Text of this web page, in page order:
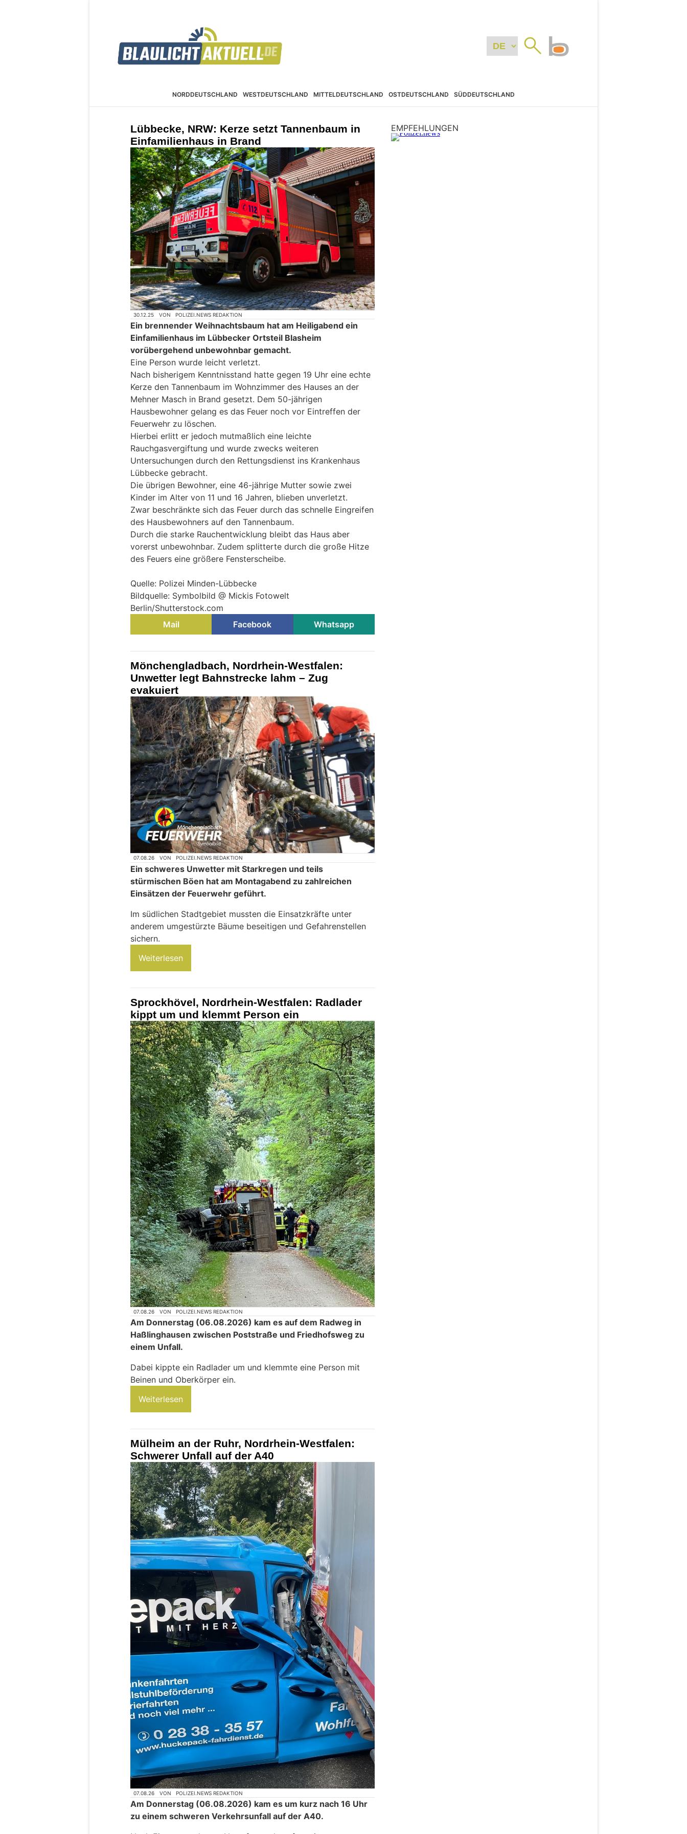
NORDDEUTSCHLAND WESTDEUTSCHLAND MITTELDEUTSCHLAND OSTDEUTSCHLAND SÜDDEUTSCHLAND
Lübbecke, NRW: Kerze setzt Tannenbaum in
Einfamilienhaus in Brand
30.12.25 VON POLIZEI.NEWS REDAKTION
Ein brennender Weihnachtsbaum hat am Heiligabend ein
Einfamilienhaus im Lübbecker Ortsteil Blasheim
vorübergehend unbewohnbar gemacht.
Eine Person wurde leicht verletzt.
Nach bisherigem Kenntnisstand hatte gegen 19 Uhr eine echte
Kerze den Tannenbaum im Wohnzimmer des Hauses an der
Mehner Masch in Brand gesetzt. Dem 50-jährigen
Hausbewohner gelang es das Feuer noch vor Eintreffen der
Feuerwehr zu löschen.
Hierbei erlitt er jedoch mutmaßlich eine leichte
Rauchgasvergiftung und wurde zwecks weiteren
Untersuchungen durch den Rettungsdienst ins Krankenhaus
Lübbecke gebracht.
Die übrigen Bewohner, eine 46-jährige Mutter sowie zwei
Kinder im Alter von 11 und 16 Jahren, blieben unverletzt.
Zwar beschränkte sich das Feuer durch das schnelle Eingreifen
des Hausbewohners auf den Tannenbaum.
Durch die starke Rauchentwicklung bleibt das Haus aber
vorerst unbewohnbar. Zudem splitterte durch die große Hitze
des Feuers eine größere Fensterscheibe.
Quelle: Polizei Minden-Lübbecke
Bildquelle: Symbolbild @ Mickis Fotowelt
Berlin/Shutterstock.com
Mail
Facebook Whatsapp
Mönchengladbach, Nordrhein-Westfalen:
Unwetter legt Bahnstrecke lahm – Zug
evakuiert
07.08.26 VON POLIZEI.NEWS REDAKTION
Ein schweres Unwetter mit Starkregen und teils
stürmischen Böen hat am Montagabend zu zahlreichen
Einsätzen der Feuerwehr geführt.
Im südlichen Stadtgebiet mussten die Einsatzkräfte unter
anderem umgestürzte Bäume beseitigen und Gefahrenstellen
sichern.
Weiterlesen
Sprockhövel, Nordrhein-Westfalen: Radlader
kippt um und klemmt Person ein
07.08.26 VON POLIZEI.NEWS REDAKTION
Am Donnerstag (06.08.2026) kam es auf dem Radweg in
Haßlinghausen zwischen Poststraße und Friedhofsweg zu
einem Unfall.
Dabei kippte ein Radlader um und klemmte eine Person mit
Beinen und Oberkörper ein.
Weiterlesen
Mülheim an der Ruhr, Nordrhein-Westfalen:
Schwerer Unfall auf der A40
07.08.26 VON POLIZEI.NEWS REDAKTION
Am Donnerstag (06.08.2026) kam es um kurz nach 16 Uhr
zu einem schweren Verkehrsunfall auf der A40.
EMPFEHLUNGEN